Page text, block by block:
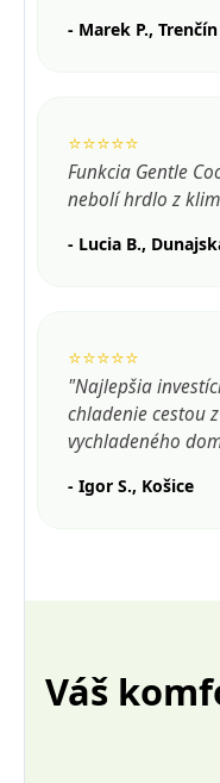
- Marek P., Trenčín
⭐⭐⭐⭐⭐
Funkcia Gentle
nebolí hrdlo z
- Lucia B.,
⭐⭐⭐⭐⭐
"Najlepšia
chladenie cestou
vychladeného
- Igor S., Košice
Váš